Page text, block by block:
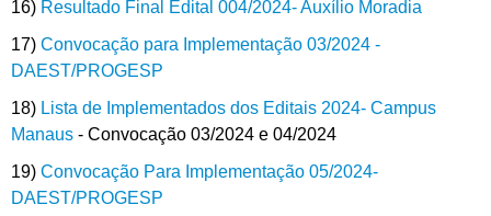
16) Resultado Final Edital 004/2024- Auxílio Moradia
17) Convocação para Implementação 03/2024 -
DAEST/PROGESP
18) Lista de Implementados dos Editais 2024- Campus
Manaus - Convocação 03/2024 e 04/2024
19) Convocação Para Implementação 05/2024-
DAEST/PROGESP